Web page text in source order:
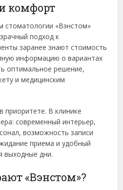
комфорт
«Вэнстом»
подход к
заранее знают стоимость
информацию о вариантах
оптимальное решение,
и медицинским
В клинике
современный интерьер,
возможность записи
приема и удобный
выходные дни.
«Вэнстом»?